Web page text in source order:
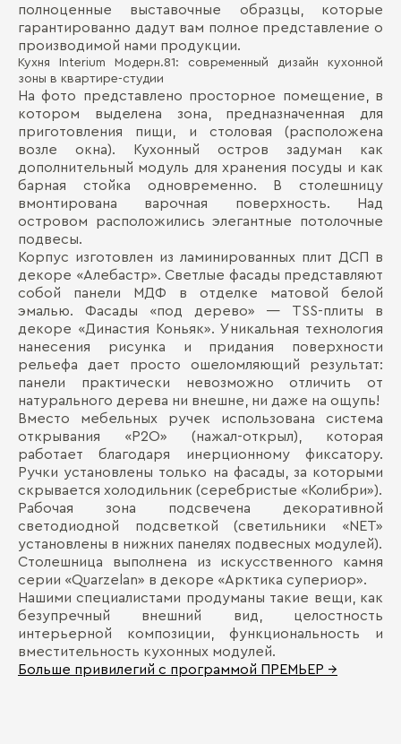
полноценные выставочные образцы, которые
гарантированно дадут вам полное представление о
производимой нами продукции.
Кухня Interium Модерн.81: современный дизайн кухонной
зоны в квартире-студии
На фото представлено просторное помещение, в
котором выделена зона, предназначенная для
приготовления пищи, и столовая (расположена
возле окна). Кухонный остров задуман как
дополнительный модуль для хранения посуды и как
барная стойка одновременно. В столешницу
вмонтирована варочная поверхность. Над
островом расположились элегантные потолочные
подвесы.
Корпус изготовлен из ламинированных плит ДСП в
декоре «Алебастр». Светлые фасады представляют
собой панели МДФ в отделке матовой белой
эмалью. Фасады «под дерево» — TSS-плиты в
декоре «Династия Коньяк». Уникальная технология
нанесения рисунка и придания поверхности
рельефа дает просто ошеломляющий результат:
панели практически невозможно отличить от
натурального дерева ни внешне, ни даже на ощупь!
Вместо мебельных ручек использована система
открывания «Р2О» (нажал-открыл), которая
работает благодаря инерционному фиксатору.
Ручки установлены только на фасады, за которыми
скрывается холодильник (серебристые «Колибри»).
Рабочая зона подсвечена декоративной
светодиодной подсветкой (светильники «NET»
установлены в нижних панелях подвесных модулей).
Столешница выполнена из искусственного камня
серии «Quarzelan» в декоре «Арктика супериор».
Нашими специалистами продуманы такие вещи, как
безупречный внешний вид, целостность
интерьерной композиции, функциональность и
вместительность кухонных модулей.
Больше привилегий с программой ПРЕМЬЕР →